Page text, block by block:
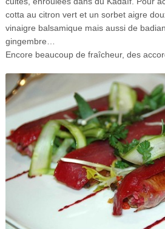
cotta au citron vert et un sorbet aigre
vinaigre balsamique mais aussi de
gingembre…
Encore beaucoup de fraîcheur, des